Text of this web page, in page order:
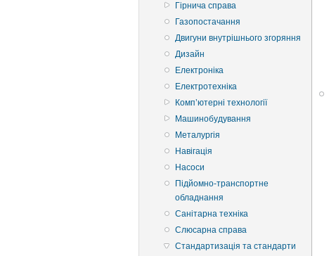
Гірнича справа
Газопостачання
Двигуни внутрішнього згоряння
Дизайн
Електроніка
Електротехніка
Комп’ютерні технології
Машинобудування
Металургія
Навігація
Насоси
Підйомно-транспортне
обладнання
Санітарна техніка
Слюсарна справа
Стандартизація та стандарти